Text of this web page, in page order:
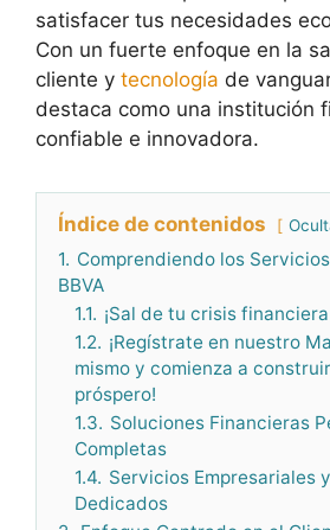
satisfacer tus necesidades
Con un fuerte enfoque en la
cliente y tecnología de
destaca como una institución
confiable e innovadora.
Índice de contenidos
1. Comprendiendo los
BBVA
1.1. ¡Sal de tu crisis
1.2. ¡Regístrate en nuestro
mismo y comienza a
próspero!
1.3. Soluciones Financieras
Completas
1.4. Servicios Empresariales
Dedicados